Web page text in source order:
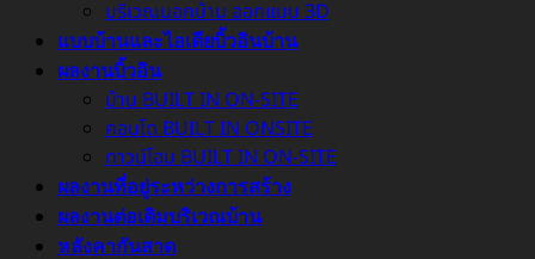
บริเวณนอกบ้าน ออกแบบ 3D
แบบบ้านและไอเดียบิ้วอินบ้าน
ผลงานบิ้วอิน
บ้าน BUILT IN ON-SITE
คอนโด BUILT IN ONSITE
ทาวน์โฮม BUILT IN ON-SITE
ผลงานที่อยู่ระหว่างการสร้าง
ผลงานต่อเติมบริเวณบ้าน
หลังคากันสาด